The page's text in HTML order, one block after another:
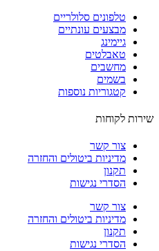
טלפונים סלולריים
מבצעים עונתיים
גיימינג
טאבלטים
מחשבים
בשמים
קטגוריות נוספות
לקוחות
צור קשר
מדיניות ביטולים והחזרה
תקנון
הסדרי נגישות
צור קשר
מדיניות ביטולים והחזרה
תקנון
הסדרי נגישות